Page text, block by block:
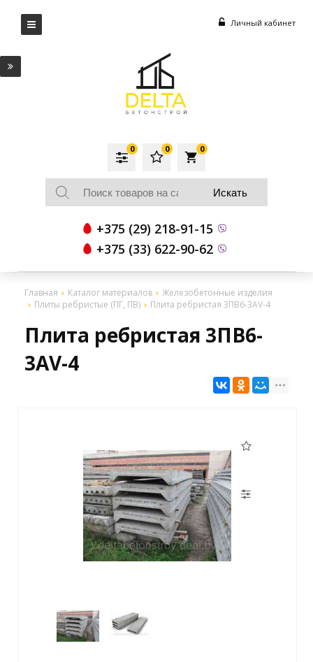
Личный кабинет
local_grocery_store
0
0
0
+375 (29) 218-91-15
+375 (33) 622-90-62
Главная Каталог материалов
Железобетонные изделия
Плиты ребристые (ПГ, ПВ)
Плита ребристая 3ПВ6-3АV-4
Плита ребристая 3ПВ6-
3АV-4